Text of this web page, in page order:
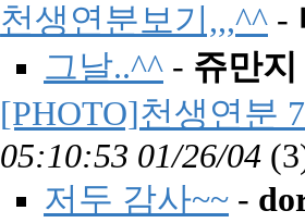
천생연분보기,,,^^ -
그날..^^ - 쥬만지
[PHOTO]천생연분
05:10:53 01/26/04 (
저두 감사~~ -